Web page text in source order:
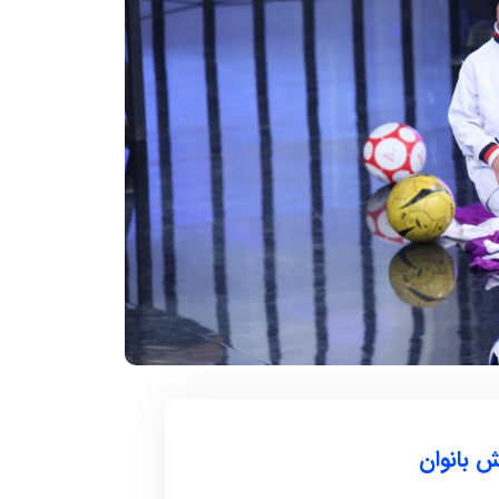
در یک
سریعترین زمان 1000 متر روپایی زدن با
بانوان